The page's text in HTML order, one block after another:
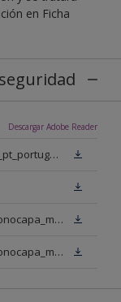
en Ficha
Descargar Adobe Reader
ficha_tecnica_sideral_monocapa_mix_pt_portugal.pdf
ficha_seguridad_pr_es_es_sideral_monocapa_mix_bn.pdf
ficha_seguridad_pr_es_es_sideral_monocapa_mix_bb.pdf